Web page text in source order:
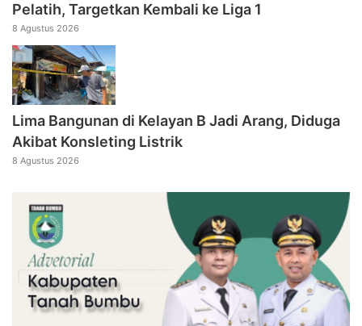
Pelatih, Targetkan Kembali ke Liga 1
8 Agustus 2026
Lima Bangunan di Kelayan B Jadi Arang, Diduga
Akibat Konsleting Listrik
8 Agustus 2026